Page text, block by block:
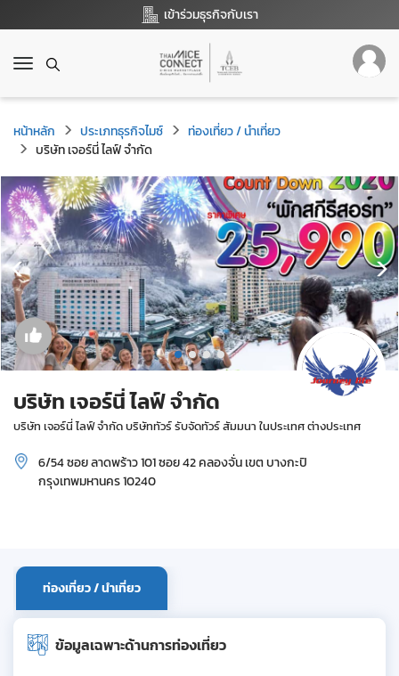
เข้าร่วมธุรกิจกับเรา
T
g
g
l
e
n
a
v
i
g
a
t
i
o
n
หน้าหลัก ประเภทธุรกิจไมซ์
ท่องเที่ยว / นำเที่ยว
บริษัท เจอร์นี่ ไลฟ์ จำกัด
บริษัท เจอร์นี่ ไลฟ์ จำกัด
บริษัท เจอร์นี่ ไลฟ์ จำกัด บริษัททัวร์ รับจัดทัวร์ สัมมนา ในประเทศ ต่างประเทศ
6/54 ซอย ลาดพร้าว 101 ซอย 42 คลองจั่น เขต บางกะปิ
กรุงเทพมหานคร 10240
ท่องเที่ยว / นำเที่ยว
ข้อมูลเฉพาะด้านการท่องเที่ยว